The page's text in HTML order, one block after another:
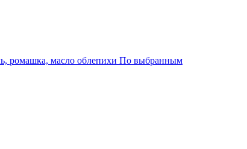
ромашка, масло облепихи По выбранным